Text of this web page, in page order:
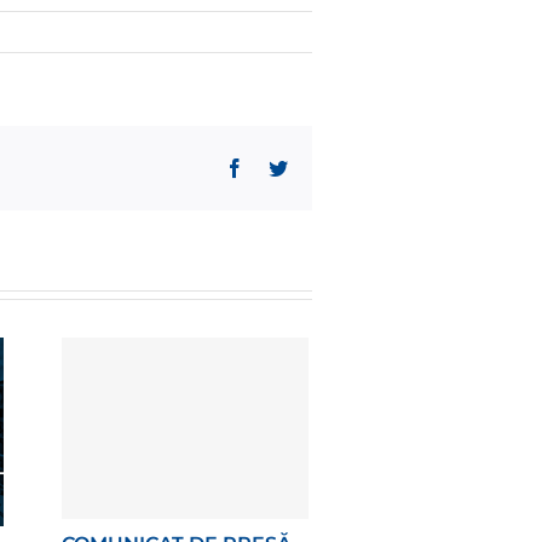
FacebookTwitter